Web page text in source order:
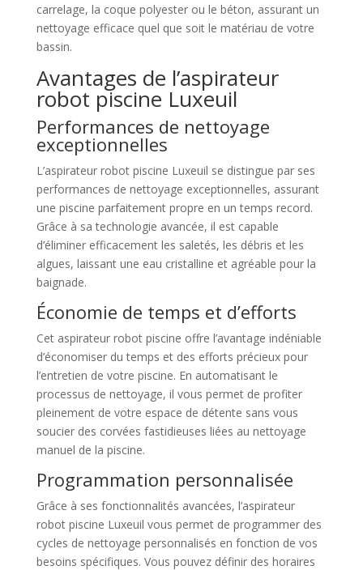
carrelage, la coque polyester ou le béton, assurant un
nettoyage efficace quel que soit le matériau de votre
bassin.
Avantages de l’aspirateur
robot piscine Luxeuil
Performances de nettoyage
exceptionnelles
L’aspirateur robot piscine Luxeuil se distingue par ses
performances de nettoyage exceptionnelles, assurant
une piscine parfaitement propre en un temps record.
Grâce à sa technologie avancée, il est capable
d’éliminer efficacement les saletés, les débris et les
algues, laissant une eau cristalline et agréable pour la
baignade.
Économie de temps et d’efforts
Cet aspirateur robot piscine offre l’avantage indéniable
d’économiser du temps et des efforts précieux pour
l’entretien de votre piscine. En automatisant le
processus de nettoyage, il vous permet de profiter
pleinement de votre espace de détente sans vous
soucier des corvées fastidieuses liées au nettoyage
manuel de la piscine.
Programmation personnalisée
Grâce à ses fonctionnalités avancées, l’aspirateur
robot piscine Luxeuil vous permet de programmer des
cycles de nettoyage personnalisés en fonction de vos
besoins spécifiques. Vous pouvez définir des horaires